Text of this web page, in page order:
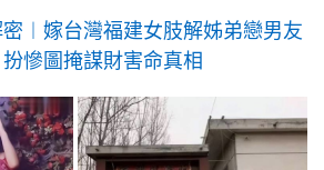
︱嫁台灣福建女肢解姊弟戀男友
慘圖掩謀財害命真相